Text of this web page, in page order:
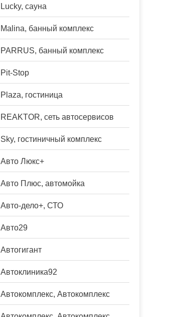
Lucky, сауна
Malina, банный комплекс
PARRUS, банный комплекс
Pit-Stop
Plaza, гостиница
REAKTOR, сеть автосервисов
Sky, гостиничный комплекс
Авто Люкс+
Авто Плюс, автомойка
Авто-дело+, СТО
Авто29
Автогигант
Автоклиника92
Автокомплекс, Автокомплекс